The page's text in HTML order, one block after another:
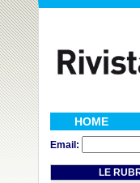
HOME
Email:
LE